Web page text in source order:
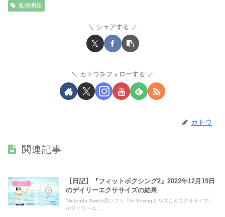
鬼頭明里
シェアする
カトウをフォローする
カトウ
関連記事
日記
【日記】『フィットボクシング2』2022年12月19日
のデイリーエクササイズの結果
Nintendo Switch用ソフト『Fit Boxing 2 リズム＆エクササイズ』
のデイリーエ...